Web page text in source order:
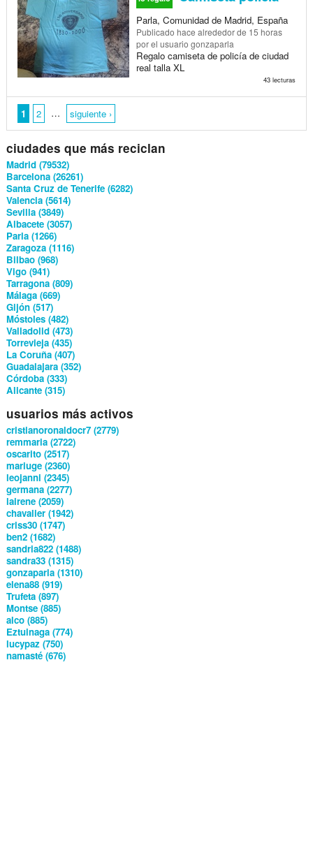
Parla, Comunidad de Madrid, España
Publicado hace alrededor de 15 horas
por el usuario gonzaparla
Regalo camiseta de policía de ciudad
real talla XL
43 lecturas
1 2 … siguiente ›
ciudades que más reciclan
Madrid (79532)
Barcelona (26261)
Santa Cruz de Tenerife (6282)
Valencia (5614)
Sevilla (3849)
Albacete (3057)
Parla (1266)
Zaragoza (1116)
Bilbao (968)
Vigo (941)
Tarragona (809)
Málaga (669)
Gijón (517)
Móstoles (482)
Valladolid (473)
Torrevieja (435)
La Coruña (407)
Guadalajara (352)
Córdoba (333)
Alicante (315)
usuarios más activos
cristianoronaldocr7 (2779)
remmaria (2722)
oscarito (2517)
mariuge (2360)
leojanni (2345)
germana (2277)
lairene (2059)
chavalier (1942)
criss30 (1747)
ben2 (1682)
sandria822 (1488)
sandra33 (1315)
gonzaparla (1310)
elena88 (919)
Trufeta (897)
Montse (885)
alco (885)
Eztuinaga (774)
lucypaz (750)
namasté (676)